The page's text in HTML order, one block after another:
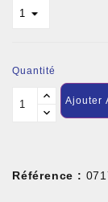
Quantité
Ajouter
Référence :